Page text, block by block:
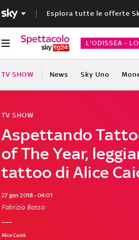
Esplora tutte le offerte
L'ODISSEA -
TV SHOW News Sky Uno
Aspettando
of The Year,
tattoo di Alice
TV SHOW
27 gen 2018 - 04:01
Fabrizio Basso
Alice Caioli